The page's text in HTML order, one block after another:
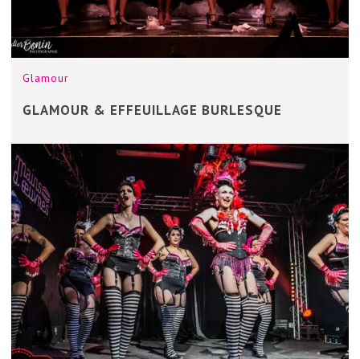
Glamour
GLAMOUR & EFFEUILLAGE BURLESQUE